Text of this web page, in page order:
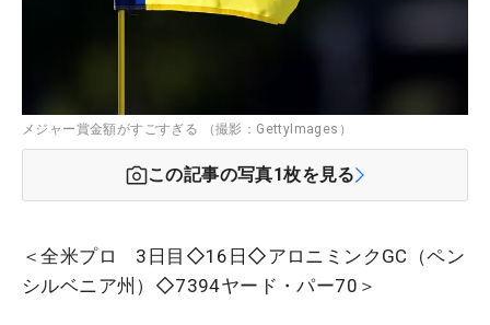
メジャー賞金額がすごすぎる （撮影：GettyImages）
この記事の写真1枚を見る
＜全米プロ 3日目◇16日◇アロニミンクGC（ペン
シルベニア州）◇7394ヤード・パー70＞